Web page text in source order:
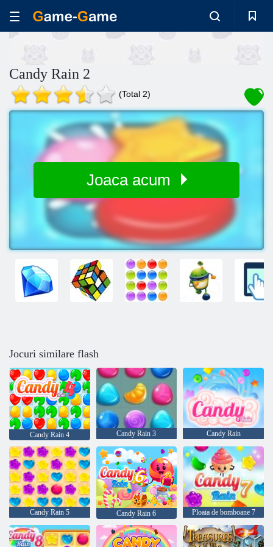
Candy Rain 2
(Total 2)
Joaca acum
Jocuri similare flash
Candy Rain 4 Candy Rain 3 Candy Rain
Candy Rain 5 Candy Rain 6 Ploaia de bomboane 7